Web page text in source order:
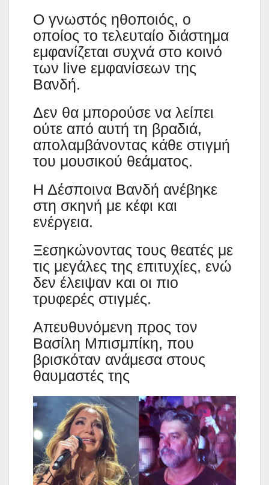
Ο γνωστός ηθοποιός, ο
οποίος το τελευταίο διάστημα
εμφανίζεται συχνά στο κοινό
των live εμφανίσεων της
Βανδή.
Δεν θα μπορούσε να λείπει
ούτε από αυτή τη βραδιά,
απολαμβάνοντας κάθε στιγμή
του μουσικού θεάματος.
Η Δέσποινα Βανδή ανέβηκε
στη σκηνή με κέφι και
ενέργεια.
Ξεσηκώνοντας τους θεατές με
τις μεγάλες της επιτυχίες, ενώ
δεν έλειψαν και οι πιο
τρυφερές στιγμές.
Απευθυνόμενη προς τον
Βασίλη Μπισμπίκη, που
βρισκόταν ανάμεσα στους
θαυμαστές της